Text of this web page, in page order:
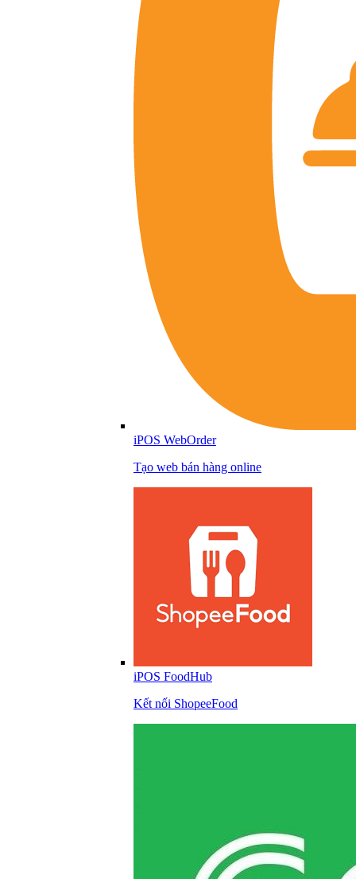
iPOS WebOrder
Tạo web bán hàng online
iPOS FoodHub
Kết nối ShopeeFood